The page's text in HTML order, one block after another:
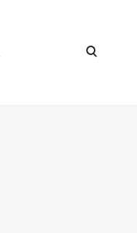
open